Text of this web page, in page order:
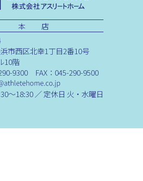
本 店
市西区北幸1丁目2番10号
10階
9300 FAX：045-290-9500
～18:30 ／ 定休日 火・水曜日